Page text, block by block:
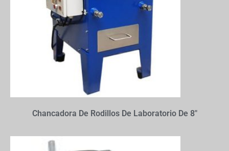
Chancadora De Rodillos De Laboratorio De 8″